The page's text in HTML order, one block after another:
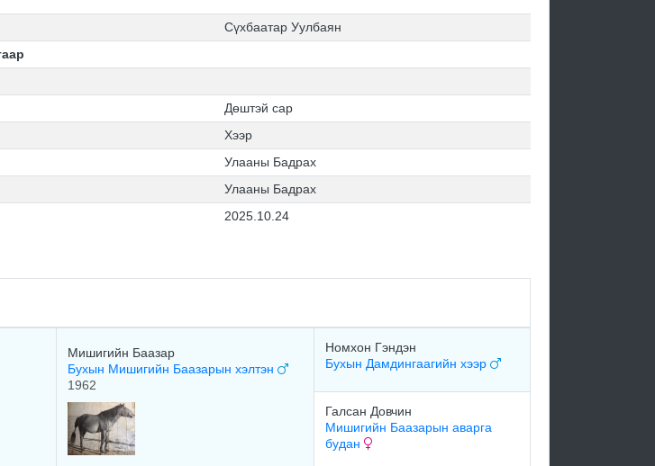
Сүхбаатар Уулбаян
Дөштэй сар
Хээр
Улааны Бадрах
Улааны Бадрах
2025.10.24
Мишигийн Баазар
Бухын Мишигийн Баазарын хэлтэн
1962
Номхон Гэндэн
Бухын Дамдингаагийн хээр
Галсан Довчин
Мишигийн Баазарын аварга
будан